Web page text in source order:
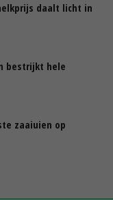
daalt licht in
bestrijkt hele
zaaiuien op